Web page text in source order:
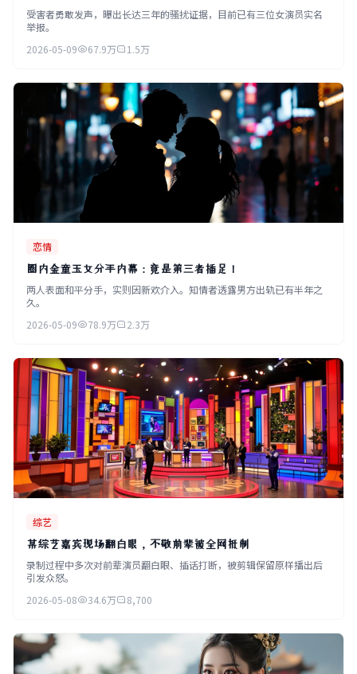
受害者勇敢发声，曝出长达三年的骚扰证据，目前已有三位女演员实名
举报。
2026-05-09
67.9万 1.5万
恋情
圈内金童玉女分手内幕：竟是第三者插足！
两人表面和平分手，实则因新欢介入。知情者透露男方出轨已有半年之
久。
2026-05-09
78.9万 2.3万
综艺
某综艺嘉宾现场翻白眼，不敬前辈被全网抵制
录制过程中多次对前辈演员翻白眼、插话打断，被剪辑保留原样播出后
引发众怒。
2026-05-08
34.6万 8,700